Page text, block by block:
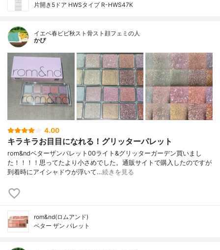
片開き5ドア HWSタイプ R-HWS47K
イエベ春ビビ秋スト骨スト顔フェミの人
かぴ
4.00
キラキラお目目になれる！グリッターパレット
rom&ndベターザンパレット00ライト&グリッターガーデン買いまし
た！！！！思ってたより小さめでした。通販サイトで購入したのですが
到着時にアイシャドウが浮いて…続きを見る
rom&nd(ロムアンド)
ベター ザン パレット